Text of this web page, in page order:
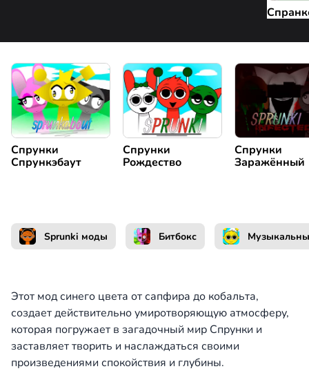
Спрунки
Спрункэбаут
Спрунки
Рождество
Спрунки
Заражённый
Sprunki моды Битбокс
Этот мод синего цвета от сапфира до кобальта,
создает действительно умиротворяющую атмосферу,
которая погружает в загадочный мир Спрунки и
заставляет творить и наслаждаться своими
произведениями спокойствия и глубины.